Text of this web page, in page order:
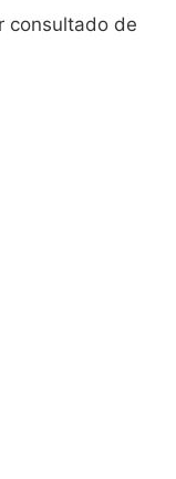
consultado de